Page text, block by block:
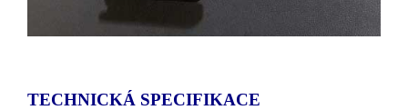
TECHNICKÁ SPECIFIKACE